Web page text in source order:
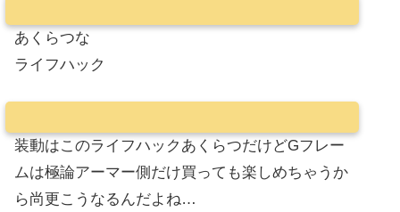
あくらつな
ライフハック
装動はこのライフハックあくらつだけどGフレー
ムは極論アーマー側だけ買っても楽しめちゃうか
ら尚更こうなるんだよね…